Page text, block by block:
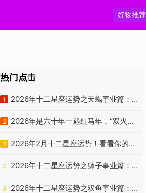
好物推荐
热门点击
1
2026年十二星座运势之天蝎事业篇：
精进向上，独处自洽
2
2026年是六十年一遇红马年，“双火加
身”是福是祸？老祖宗忠告有答案
3
2026年2月十二星座运势！看看你的新
年状态如何？
4
2026年十二星座运势之狮子事业篇：
锋芒所向，自成山海
5
2026年十二星座运势之双鱼事业篇：